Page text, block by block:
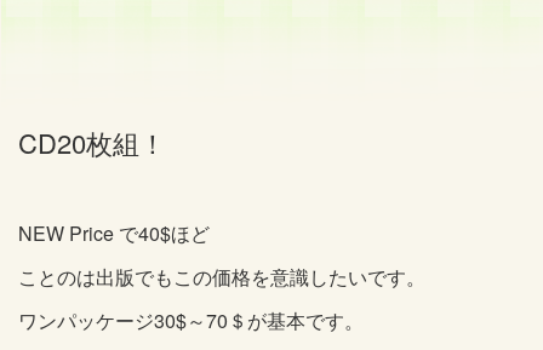
CD20枚組！
NEW Price で40$ほど
ことのは出版でもこの価格を意識したいです。
ワンパッケージ30$～70＄が基本です。